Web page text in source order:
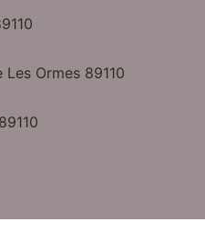
Ormes 89110